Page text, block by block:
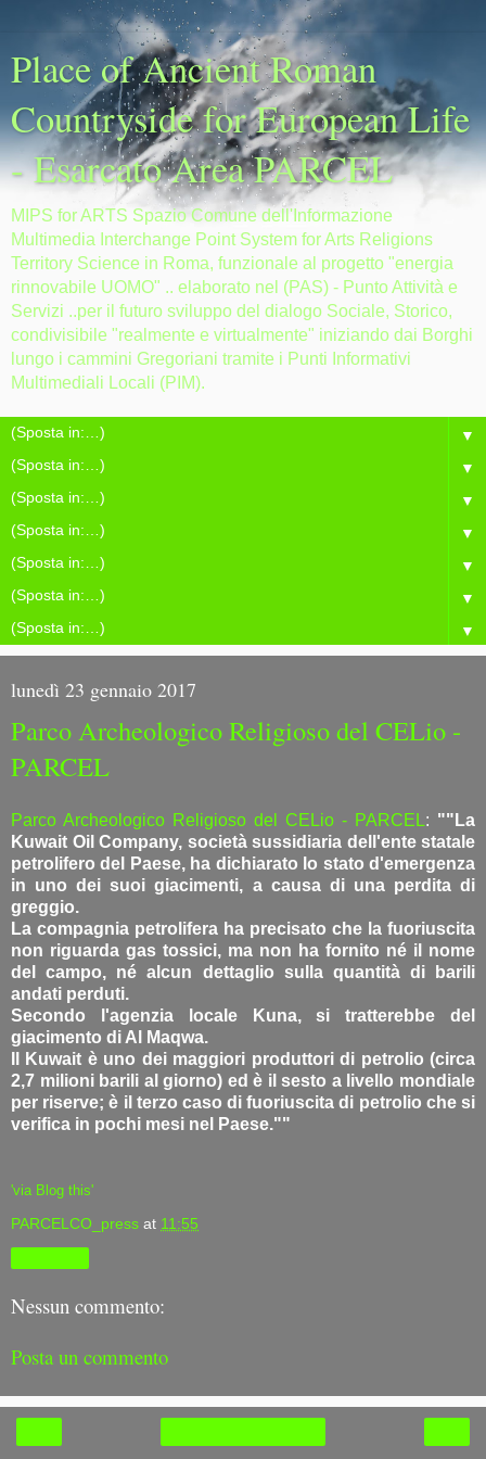
Place of Ancient Roman
Countryside for European Life
- Esarcato Area PARCEL
MIPS for ARTS Spazio Comune dell'Informazione
Multimedia Interchange Point System for Arts Religions
Territory Science in Roma, funzionale al progetto "energia
rinnovabile UOMO" .. elaborato nel (PAS) - Punto Attività e
Servizi ..per il futuro sviluppo del dialogo Sociale, Storico,
condivisibile "realmente e virtualmente" iniziando dai Borghi
lungo i cammini Gregoriani tramite i Punti Informativi
Multimediali Locali (PIM).
▼
▼
▼
▼
▼
▼
▼
lunedì 23 gennaio 2017
Parco Archeologico Religioso del CELio -
PARCEL
Parco Archeologico Religioso del CELio - PARCEL: ""La
Kuwait Oil Company, società sussidiaria dell'ente statale
petrolifero del Paese, ha dichiarato lo stato d'emergenza
in uno dei suoi giacimenti, a causa di una perdita di
greggio.
La compagnia petrolifera ha precisato che la fuoriuscita
non riguarda gas tossici, ma non ha fornito né il nome
del campo, né alcun dettaglio sulla quantità di barili
andati perduti.
Secondo l'agenzia locale Kuna, si tratterebbe del
giacimento di Al Maqwa.
Il Kuwait è uno dei maggiori produttori di petrolio (circa
2,7 milioni barili al giorno) ed è il sesto a livello mondiale
per riserve; è il terzo caso di fuoriuscita di petrolio che si
verifica in pochi mesi nel Paese.""
'via Blog this'
PARCELCO_press at 11:55
Nessun commento:
Posta un commento